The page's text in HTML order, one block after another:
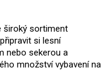
široký sortiment
si lesní
nebo sekerou a
množství vybavení na